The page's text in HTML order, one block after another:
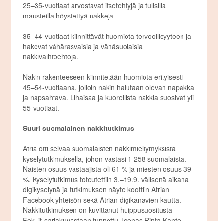
25–35-vuotiaat arvostavat itsetehtyjä ja tulisilla
mausteilla höystettyä nakkeja.
35–44-vuotiaat kiinnittävät huomiota terveellisyyteen ja
hakevat vähärasvaisia ja vähäsuolaisia
nakkivaihtoehtoja.
Nakin rakenteeseen kiinnitetään huomiota erityisesti
45–54-vuotiaana, jolloin nakin halutaan olevan napakka
ja napsahtava. Lihaisaa ja kuorellista nakkia suosivat yli
55-vuotiaat.
Suuri suomalainen nakkitutkimus
Atria otti selvää suomalaisten nakkimieltymyksistä
kyselytutkimuksella, johon vastasi 1 258 suomalaista.
Naisten osuus vastaajista oli 61 % ja miesten osuus 39
%. Kyselytutkimus toteutettiin 3.–19.9. välisenä aikana
digikyselynä ja tutkimuksen näyte koottiin Atrian
Facebook-yhteisön sekä Atrian digikanavien kautta.
Nakkitutkimuksen on kuvittanut huippusuositusta